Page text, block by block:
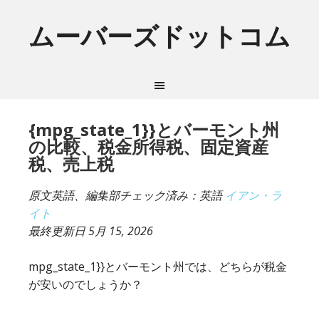
ムーバーズドットコム
{mpg_state_1}}とバーモント州
の比較、税金所得税、固定資産
税、売上税
原文英語、編集部チェック済み：英語イアン・ラ
イト
最終更新日5月 15, 2026
mpg_state_1}}とバーモント州では、どちらが税金
が安いのでしょうか？